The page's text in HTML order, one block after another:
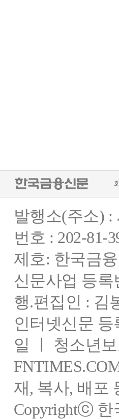
발행소(주소) :
번호 : 202-81-
제호: 한국금
신문사업 등록
행.편집인 : 김
인터넷신문 등
일 ㅣ 청소년
재, 복사, 배포
Copyrightⓒ 한